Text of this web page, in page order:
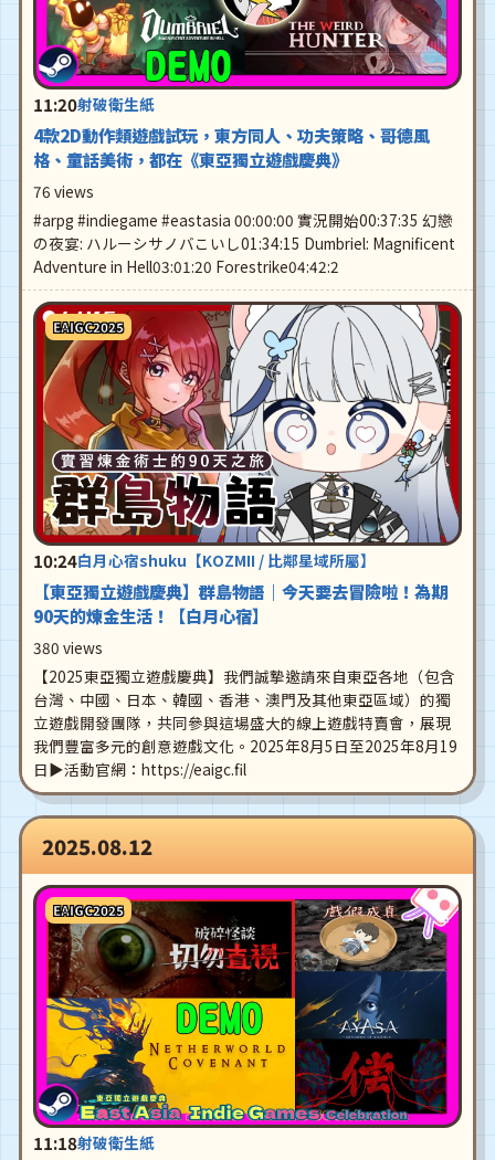
11:20射破衛生紙
4款2D動作類遊戲試玩，東方同人、功夫策略、哥德風
格、童話美術，都在《東亞獨立遊戲慶典》
76 views
#arpg #indiegame #eastasia 00:00:00 實況開始00:37:35 幻戀
の夜宴: ハルーシサノバこいし01:34:15 Dumbriel: Magnificent
Adventure in Hell03:01:20 Forestrike04:42:2
EAIGC2025
10:24白月心宿shuku【KOZMII / 比鄰星域所屬】
【東亞獨立遊戲慶典】群島物語｜今天要去冒險啦！為期
90天的煉金生活！【白月心宿】
380 views
【2025東亞獨立遊戲慶典】我們誠摯邀請來自東亞各地（包含
台灣、中國、日本、韓國、香港、澳門及其他東亞區域）的獨
立遊戲開發團隊，共同參與這場盛大的線上遊戲特賣會，展現
我們豐富多元的創意遊戲文化。2025年8月5日至2025年8月19
日▶活動官網：https://eaigc.fil
2025.08.12
EAIGC2025
11:18射破衛生紙